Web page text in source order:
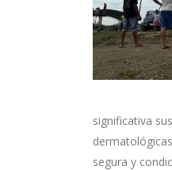
significativa
segura y